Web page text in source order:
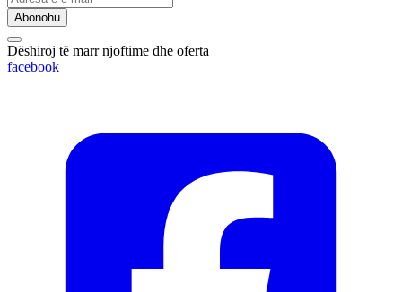
Abonohu
Dëshiroj të marr njoftime dhe oferta
facebook